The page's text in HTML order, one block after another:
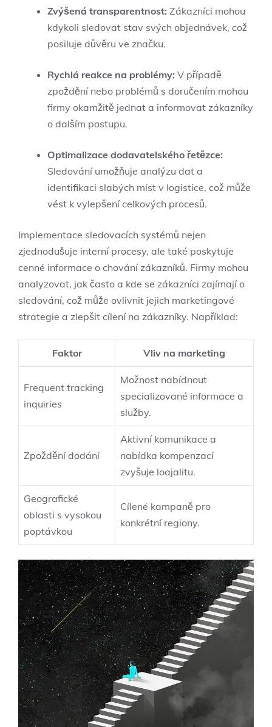
Zvýšená transparentnost: Zákazníci mohou
kdykoli sledovat stav svých objednávek, což
posiluje důvěru ve značku.
Rychlá reakce na problémy: V případě
zpoždění nebo problémů s doručením mohou
firmy okamžitě jednat a informovat zákazníky
o dalším postupu.
Optimalizace dodavatelského řetězce:
Sledování umožňuje analýzu dat a
identifikaci slabých míst v logistice, což může
vést k vylepšení celkových procesů.
Implementace sledovacích systémů nejen
zjednodušuje interní procesy, ale také poskytuje
cenné informace o chování zákazníků. Firmy mohou
analyzovat, jak často a kde se zákazníci zajímají o
sledování, což může ovlivnit jejich marketingové
strategie a zlepšit cílení na zákazníky. Například:
Faktor Vliv na marketing
Frequent tracking
inquiries
Možnost nabídnout
specializované informace a
služby.
Zpoždění dodání
Aktivní komunikace a
nabídka kompenzací
zvyšuje loajalitu.
Geografické
oblasti s vysokou
poptávkou
Cílené kampaně pro
konkrétní regiony.